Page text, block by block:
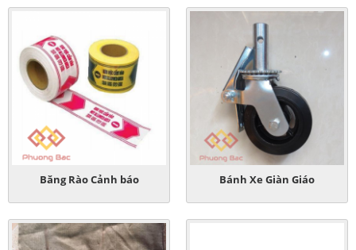
Băng Rào Cảnh báo Bánh Xe Giàn Giáo